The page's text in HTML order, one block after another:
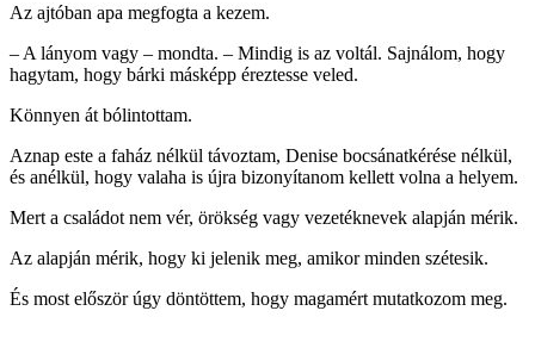
Az ajtóban apa megfogta a kezem.
– A lányom vagy – mondta. – Mindig is az voltál. Sajnálom, hogy
hagytam, hogy bárki másképp éreztesse veled.
Könnyen át bólintottam.
Aznap este a faház nélkül távoztam, Denise bocsánatkérése nélkül,
és anélkül, hogy valaha is újra bizonyítanom kellett volna a helyem.
Mert a családot nem vér, örökség vagy vezetéknevek alapján mérik.
Az alapján mérik, hogy ki jelenik meg, amikor minden szétesik.
És most először úgy döntöttem, hogy magamért mutatkozom meg.